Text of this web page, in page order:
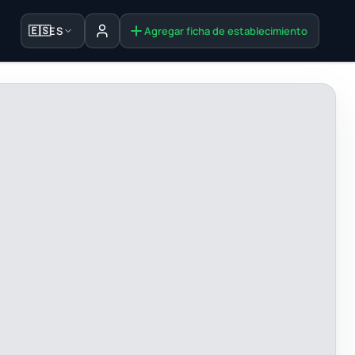
🇪🇸ES Iniciar sesiónAgregar ficha de establecimiento